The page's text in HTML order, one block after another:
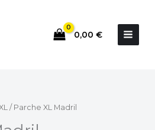
0,00 €
/ Parche XL Madril